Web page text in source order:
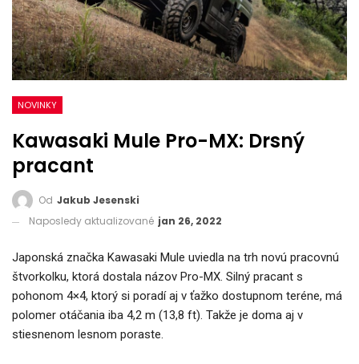
NOVINKY
Kawasaki Mule Pro-MX: Drsný
pracant
Od Jakub Jesenski
Naposledy aktualizované jan 26, 2022
Japonská značka Kawasaki Mule uviedla na trh novú pracovnú
štvorkolku, ktorá dostala názov Pro-MX. Silný pracant s
pohonom 4×4, ktorý si poradí aj v ťažko dostupnom teréne, má
polomer otáčania iba 4,2 m (13,8 ft). Takže je doma aj v
stiesnenom lesnom poraste.